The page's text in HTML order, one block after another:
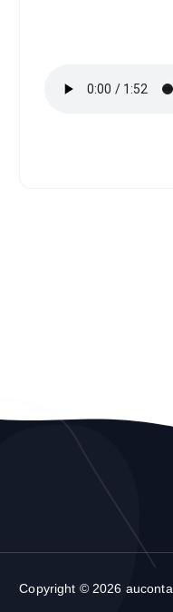
Copyright © 2026